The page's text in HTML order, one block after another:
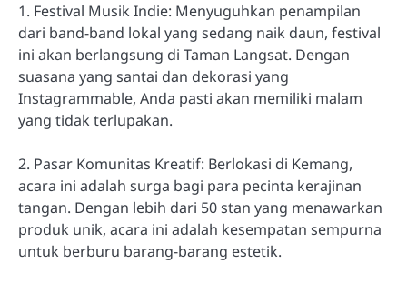
1. Festival Musik Indie: Menyuguhkan penampilan
dari band-band lokal yang sedang naik daun, festival
ini akan berlangsung di Taman Langsat. Dengan
suasana yang santai dan dekorasi yang
Instagrammable, Anda pasti akan memiliki malam
yang tidak terlupakan.
2. Pasar Komunitas Kreatif: Berlokasi di Kemang,
acara ini adalah surga bagi para pecinta kerajinan
tangan. Dengan lebih dari 50 stan yang menawarkan
produk unik, acara ini adalah kesempatan sempurna
untuk berburu barang-barang estetik.